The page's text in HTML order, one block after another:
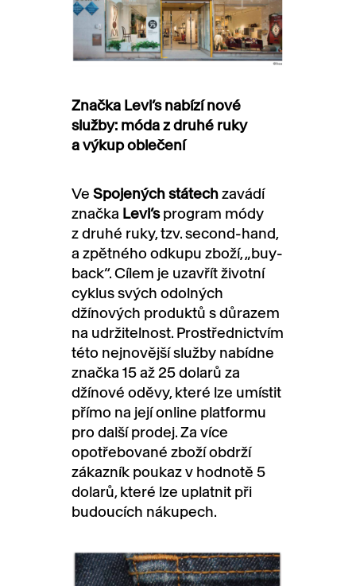
Značka Levi’s nabízí nové
služby: móda z druhé ruky
a výkup oblečení
Ve Spojených státechzavádí
značka Levi’sprogram módy
z druhé ruky, tzv. second-hand,
a zpětného odkupu zboží, „buy-
back“. Cílem je uzavřít životní
cyklus svých odolných
džínových produktů s důrazem
na udržitelnost. Prostřednictvím
této nejnovější služby nabídne
značka 15 až 25 dolarů za
džínové oděvy, které lze umístit
přímo na její online platformu
pro další prodej. Za více
opotřebované zboží obdrží
zákazník poukaz v hodnotě 5
dolarů, které lze uplatnit při
budoucích nákupech.